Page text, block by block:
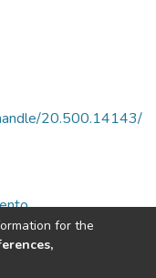
20.500.14143/
for the